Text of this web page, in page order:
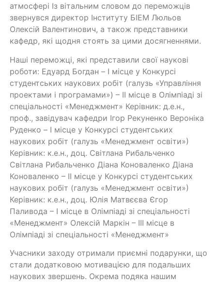
атмосфері Із вітальним словом до переможців
звернувся директор Інституту БІЕМ Люльов
Олексій Валентинович, а також представники
кафедр, які щодня стоять за цими досягненнями.
Наші переможці, які представили свої наукові
роботи: Едуард Богдан – I місце у Конкурсі
студентських наукових робіт (галузь «Управління
проектами і програмами») – ІІ місце в Олімпіаді зі
спеціальності «Менеджмент» Керівник: д.е.н.,
проф., завідувач кафедри Ігор Рекуненко Вероніка
Руденко – I місце у Конкурсі студентських
наукових робіт (галузь «Менеджмент освіти»)
Керівник: к.е.н., доц. Світлана Рибальченко
Світлана Рибальченко Діана Коноваленко Діана
Коноваленко – ІІ місце у Конкурсі студентських
наукових робіт (галузь «Менеджмент освіти»)
Керівник: к.е.н., доц. Юлія Матвєєва Єгор
Паливода – І місце в Олімпіаді зі спеціальності
«Менеджмент» Олексій Маркін – ІІІ місце в
Олімпіаді зі спеціальності «Менеджмент»
Учасники заходу отримали приємні подарунки, що
стали додатковою мотивацією для подальших
наукових звершень. Окрема подяка нашим